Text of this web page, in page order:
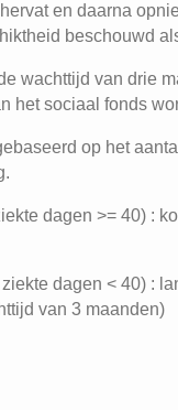
en daarna
beschouwd
wachttijd van drie
het sociaal fonds
op het
dagen >= 40) :
dagen < 40) :
van 3 maanden)